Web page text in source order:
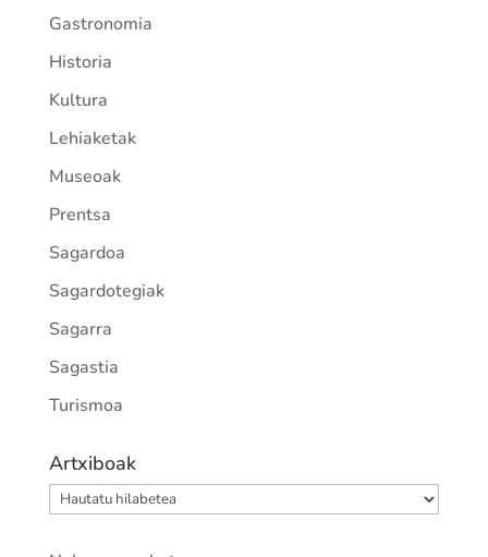
Gastronomia
Historia
Kultura
Lehiaketak
Museoak
Prentsa
Sagardoa
Sagardotegiak
Sagarra
Sagastia
Turismoa
Artxiboak
Artxiboak